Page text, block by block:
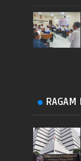
RAGAM